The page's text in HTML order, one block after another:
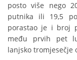
posto više nego
putnika ili 19,5
porastao je i broj
među prvih pet
lanjsko tromjesečje